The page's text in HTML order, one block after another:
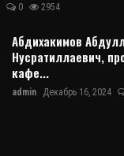
0 2954
Абдихакимов
Нусратиллаевич,
кафе...
admin Декабрь 16, 2024